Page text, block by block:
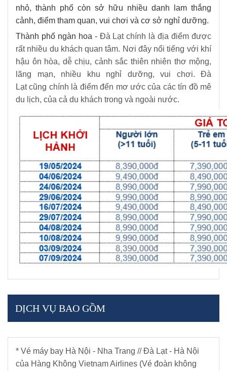
nhỏ, thành phố còn sở hữu nhiều danh lam thắng
cảnh, điểm tham quan, vui chơi và cơ sở nghỉ dưỡng.
Thành phố ngàn hoa - Đà Lạt chính là địa điểm được
rất nhiều du khách quan tâm. Nơi đây nổi tiếng với khí
hậu ôn hòa, dễ chịu, cảnh sắc thiên nhiên thơ mộng,
lãng mạn, nhiều khu nghỉ dưỡng, vui chơi. Đà
Lạt cũng chính là điểm đến mơ ước của các tín đồ mê
du lịch, của cả du khách trong và ngoài nước.
DỊCH VỤ BAO GỒM
* Vé máy bay Hà Nội - Nha Trang // Đà Lạt - Hà Nội
của Hàng Không Vietnam Airlines (Vé đoàn không